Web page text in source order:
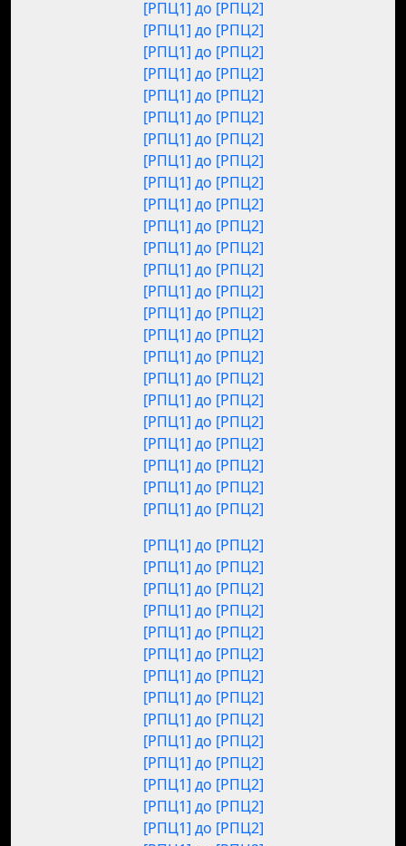
[РПЦ1] до [РПЦ2]
[РПЦ1] до [РПЦ2]
[РПЦ1] до [РПЦ2]
[РПЦ1] до [РПЦ2]
[РПЦ1] до [РПЦ2]
[РПЦ1] до [РПЦ2]
[РПЦ1] до [РПЦ2]
[РПЦ1] до [РПЦ2]
[РПЦ1] до [РПЦ2]
[РПЦ1] до [РПЦ2]
[РПЦ1] до [РПЦ2]
[РПЦ1] до [РПЦ2]
[РПЦ1] до [РПЦ2]
[РПЦ1] до [РПЦ2]
[РПЦ1] до [РПЦ2]
[РПЦ1] до [РПЦ2]
[РПЦ1] до [РПЦ2]
[РПЦ1] до [РПЦ2]
[РПЦ1] до [РПЦ2]
[РПЦ1] до [РПЦ2]
[РПЦ1] до [РПЦ2]
[РПЦ1] до [РПЦ2]
[РПЦ1] до [РПЦ2]
[РПЦ1] до [РПЦ2]
[РПЦ1] до [РПЦ2]
[РПЦ1] до [РПЦ2]
[РПЦ1] до [РПЦ2]
[РПЦ1] до [РПЦ2]
[РПЦ1] до [РПЦ2]
[РПЦ1] до [РПЦ2]
[РПЦ1] до [РПЦ2]
[РПЦ1] до [РПЦ2]
[РПЦ1] до [РПЦ2]
[РПЦ1] до [РПЦ2]
[РПЦ1] до [РПЦ2]
[РПЦ1] до [РПЦ2]
[РПЦ1] до [РПЦ2]
[РПЦ1] до [РПЦ2]